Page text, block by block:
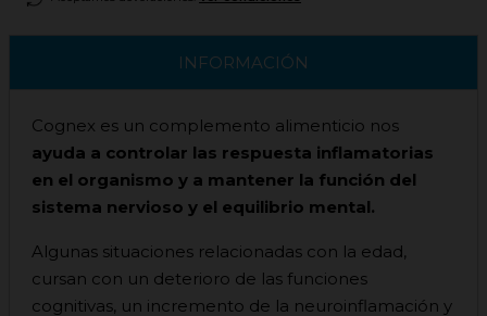
INFORMACIÓN
Cognex es un complemento alimenticio nos
ayuda a controlar las respuesta inflamatorias
en el organismo y a mantener la función del
sistema nervioso y el equilibrio mental.
Algunas situaciones relacionadas con la edad,
cursan con un deterioro de las funciones
cognitivas, un incremento de la neuroinflamación y